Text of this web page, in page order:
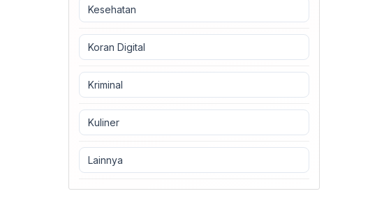
Kesehatan
Koran Digital
Kriminal
Kuliner
Lainnya